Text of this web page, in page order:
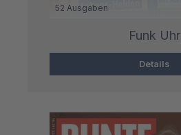
52 Ausgaben
Funk Uhr
Details